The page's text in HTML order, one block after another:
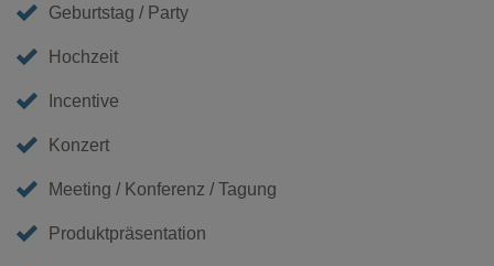
Geburtstag / Party
Hochzeit
Incentive
Konzert
Meeting / Konferenz / Tagung
Produktpräsentation